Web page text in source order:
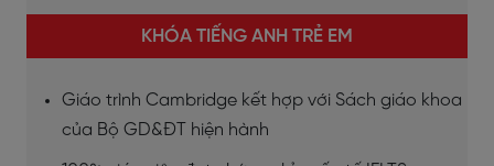
KHÓA TIẾNG ANH TRẺ EM
Giáo trình Cambridge kết hợp với Sách giáo khoa
của Bộ GD&ĐT hiện hành